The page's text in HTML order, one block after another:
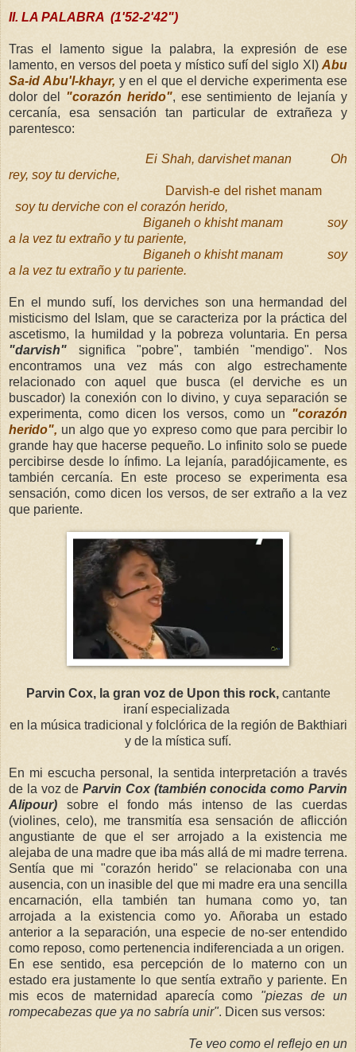
II. LA PALABRA (1'52-2'42")
Tras el lamento sigue la palabra, la expresión de ese
lamento, en versos del poeta y místico sufí del siglo XI) Abu
Sa-id Abu'l-khayr, y en el que el derviche experimenta ese
dolor del "corazón herido", ese sentimiento de lejanía y
cercanía, esa sensación tan particular de extrañeza y
parentesco:
Ei Shah, darvishet manan
Oh
rey, soy tu derviche,
Darvish-e del rishet manam
soy tu derviche con el corazón herido,
Biganeh o khisht manam
soy
a la vez tu extraño y tu pariente,
Biganeh o khisht manam
soy
a la vez tu extraño y tu pariente.
En el mundo sufí, los derviches son una hermandad del
misticismo del Islam, que se caracteriza por la práctica del
ascetismo, la humildad y la pobreza voluntaria. En persa
"darvish" significa "pobre", también "mendigo". Nos
encontramos una vez más con algo estrechamente
relacionado con aquel que busca (el derviche es un
buscador) la conexión con lo divino, y cuya separación se
experimenta, como dicen los versos, como un "corazón
herido", un algo que yo expreso como que para percibir lo
grande hay que hacerse pequeño. Lo infinito solo se puede
percibirse desde lo ínfimo. La lejanía, paradójicamente, es
también cercanía. En este proceso se experimenta esa
sensación, como dicen los versos, de ser extraño a la vez
que pariente.
Parvin Cox, la gran voz de Upon this rock,cantante
iraní especializada
en la música tradicional y folclórica de la región de Bakthiari
y de la mística sufí.
En mi escucha personal, la sentida interpretación a través
de la voz deParvin Cox (también conocida como Parvin
Alipour) sobre el fondo más intenso de las cuerdas
(violines, celo), me transmitía esa sensación de aflicción
angustiante de que el ser arrojado a la existencia me
alejaba de una madre que iba más allá de mi madre terrena.
Sentía que mi "corazón herido" se relacionaba con una
ausencia, con un inasible del que mi madre era una sencilla
encarnación, ella también tan humana como yo, tan
arrojada a la existencia como yo. Añoraba un estado
anterior a la separación, una especie de no-ser entendido
como reposo, como pertenencia indiferenciada a un origen.
En ese sentido, esa percepción de lo materno con un
estado era justamente lo que sentía extraño y pariente. En
mis ecos de maternidad aparecía como "piezas de un
rompecabezas que ya no sabría unir". Dicen sus versos:
Te veo como el reflejo en un